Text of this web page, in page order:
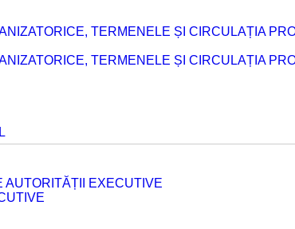
TERMENELE ȘI CIRCULAȚIA
TERMENELE ȘI CIRCULAȚIA
AUTORITĂȚII EXECUTIVE